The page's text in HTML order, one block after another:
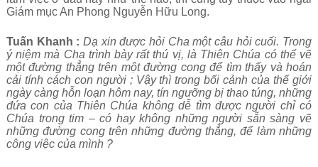
Giám mục An Phong Nguyễn Hữu Long.
Tuấn Khanh : Dạ xin được hỏi Cha một câu hỏi cuối. Trong
ý niệm mà Cha trình bày rất thú vị, là Thiên Chúa có thể vẽ
một đường thẳng trên một đường cong để tìm thấy và hoán
cải tính cách con người ; Vậy thì trong bối cảnh của thế giới
ngày càng hỗn loạn hôm nay, tín ngưỡng bị thao túng, những
đứa con của Thiên Chúa không dễ tìm được người chỉ có
Chúa trong tim – có hay không những người sẵn sàng vẽ
những đường cong trên những đường thẳng, để làm những
công việc của mình ?